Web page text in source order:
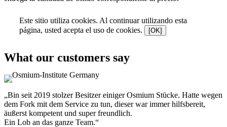
Este sitio utiliza cookies. Al continuar utilizando esta
página, usted acepta el uso de cookies.
[OK]
What our customers say
„Bin seit 2019 stolzer Besitzer einiger Osmium Stücke. Hatte wegen
dem Fork mit dem Service zu tun, dieser war immer hilfsbereit,
äußerst kompetent und super freundlich.
Ein Lob an das ganze Team.“